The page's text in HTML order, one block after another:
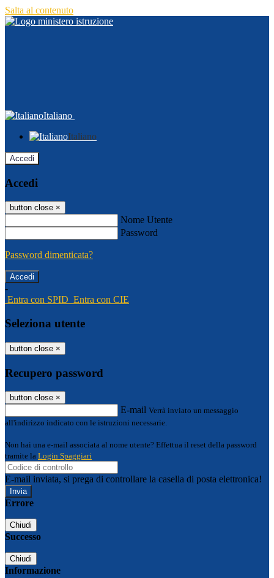
Salta al contenuto
Italiano
Italiano
Accedi
Accedi
button close ×
Nome Utente
Password
Password dimenticata?
-
Entra con SPID Entra con CIE
Seleziona utente
button close ×
Recupero password
button close ×
E-mail Verrà inviato un messaggio
all'indirizzo indicato con le istruzioni necessarie.
Non hai una e-mail associata al nome utente? Effettua il reset della password
tramite la Login Spaggiari
E-mail inviata, si prega di controllare la casella di posta elettronica!
Errore
Chiudi
Successo
Chiudi
Informazione